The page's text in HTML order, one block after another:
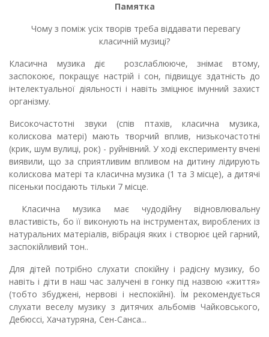
Памятка
Чому з поміж усіх творів треба віддавати перевагу
класичній музиці?
Класична музика діє розслаблююче, знімає втому,
заспокоює, покращує настрій і сон, підвищує здатність до
інтелектуальної діяльності і навіть зміцнює імунний захист
організму.
Високочастотні звуки (спів птахів, класична музика,
колискова матері) мають творчий вплив, низькочастотні
(крик, шум вулиці, рок) - руйнівний. У ході експерименту вчені
виявили, що за сприятливим впливом на дитину лідирують
колискова матері та класична музика (1 та 3 місце), а дитячі
пісеньки посідають тільки 7 місце.
Класична музика має чудодійну відновлювальну
властивість, бо її виконують на інструментах, вироблених із
натуральних матеріалів, вібрація яких і створює цей гарний,
заспокійливий тон..
Для дітей потрібно слухати спокійну і радісну музику, бо
навіть і діти в наш час залучені в гонку під назвою «життя»
(тобто збуджені, нервові і неспокійні). Їм рекомендується
слухати веселу музику з дитячих альбомів Чайковського,
Дебюссі, Хачатуряна, Сен-Санса...